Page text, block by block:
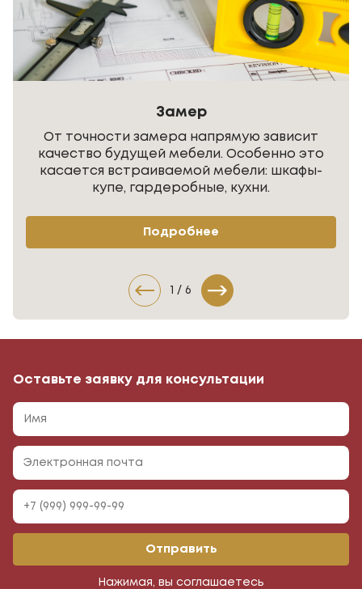
Замер
От точности замера напрямую зависит
качество будущей мебели. Особенно это
касается встраиваемой мебели: шкафы-
купе, гардеробные, кухни.
Подробнее
1 / 6
Оставьте заявку для консультации
Отправить
Нажимая, вы соглашаетесь